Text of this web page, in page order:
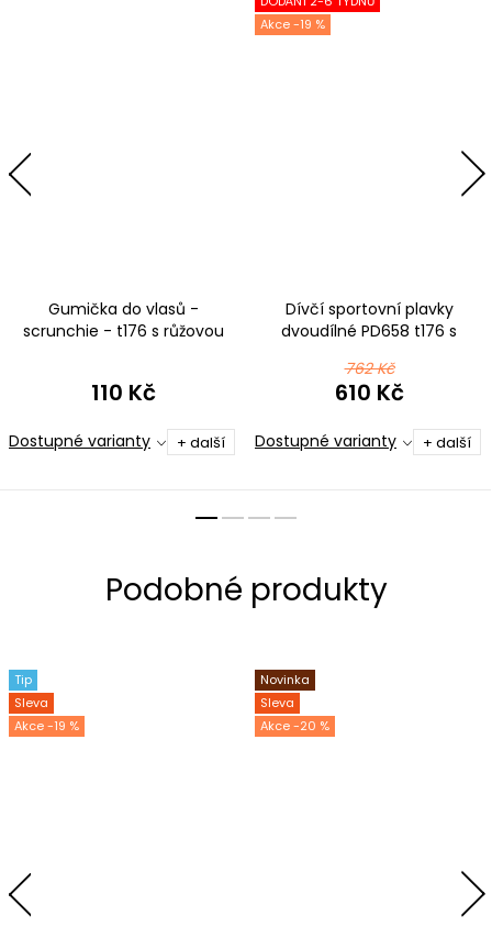
Gumička do vlasů -
scrunchie - t176 s růžovou
110 Kč
Dostupné varianty + další
-19 %
Dívčí sportovní plavky
dvoudílné PD658 t176 s
762 Kč
610 Kč
Dostupné varianty + další
Tip
Sleva
-19 %
Novinka
Sleva
-20 %